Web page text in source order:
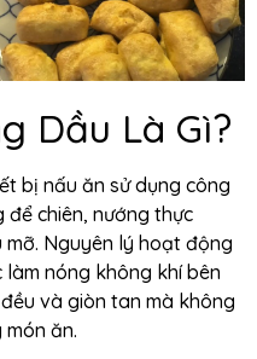
Dầu Là Gì?
bị nấu ăn sử dụng công
chiên, nướng thực
Nguyên lý hoạt động
nóng không khí bên
và giòn tan mà không
ăn.